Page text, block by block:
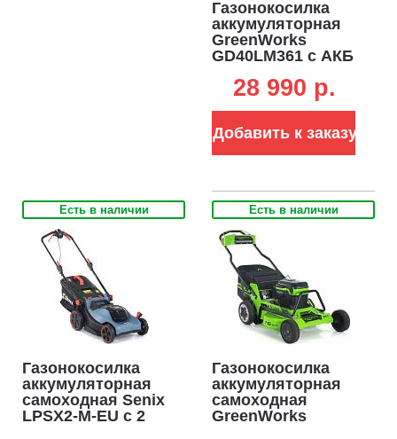
Газонокосилка
аккумуляторная
GreenWorks
GD40LM361 с АКБ
BL 40В, 36 см,
40 л, 13 кг)
28 990 p.
Добавить к заказу
Есть в наличии
Газонокосилка
аккумуляторная
самоходная Senix
LPSX2-M-EU с 2
Есть в наличии
Газонокосилка
аккумуляторная
самоходная
GreenWorks